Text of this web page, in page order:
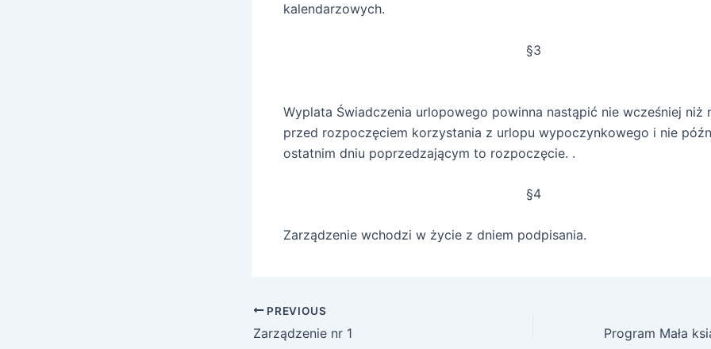
kalendarzowych.
§3
Wyplata Świadczenia urlopowego powinna nastąpić nie wcześniej niż
przed rozpoczęciem korzystania z urlopu wypoczynkowego i nie
ostatnim dniu poprzedzającym to rozpoczęcie. .
§4
Zarządzenie wchodzi w życie z dniem podpisania.
Post
navigation
PREVIOUS
Zarządzenie nr 1